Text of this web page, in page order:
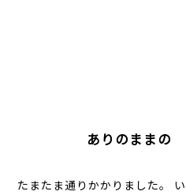
ありのままの
たまたま通りかかりました。